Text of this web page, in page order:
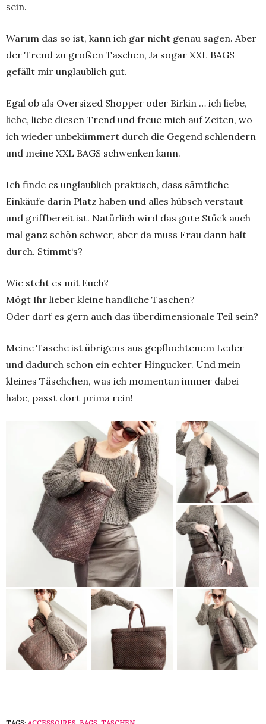
sein.
Warum das so ist, kann ich gar nicht genau sagen. Aber
der Trend zu großen Taschen, Ja sogar XXL BAGS
gefällt mir unglaublich gut.
Egal ob als Oversized Shopper oder Birkin … ich liebe,
liebe, liebe diesen Trend und freue mich auf Zeiten, wo
ich wieder unbekümmert durch die Gegend schlendern
und meine XXL BAGS schwenken kann.
Ich finde es unglaublich praktisch, dass sämtliche
Einkäufe darin Platz haben und alles hübsch verstaut
und griffbereit ist. Natürlich wird das gute Stück auch
mal ganz schön schwer, aber da muss Frau dann halt
durch. Stimmt‘s?
Wie steht es mit Euch?
Mögt Ihr lieber kleine handliche Taschen?
Oder darf es gern auch das überdimensionale Teil sein?
Meine Tasche ist übrigens aus gepflochtenem Leder
und dadurch schon ein echter Hingucker. Und mein
kleines Täschchen, was ich momentan immer dabei
habe, passt dort prima rein!